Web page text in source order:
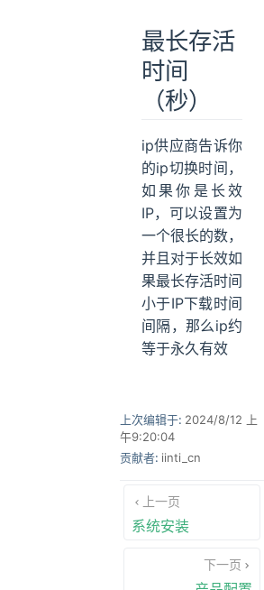
最长存活
时间
（秒）
ip供应商告诉你
的ip切换时间，
如果你是长效
IP，可以设置为
一个很长的数，
并且对于长效如
果最长存活时间
小于IP下载时间
间隔，那么ip约
等于永久有效
上次编辑于: 2024/8/12 上
午9:20:04
贡献者: iinti_cn
上一页
系统安装
下一页